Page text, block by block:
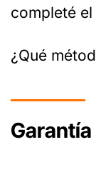
completé el
¿Qué